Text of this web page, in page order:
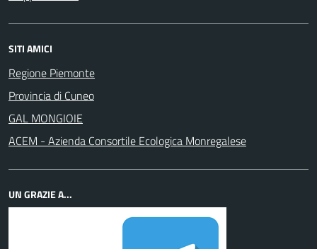
SITI AMICI
Regione Piemonte
Provincia di Cuneo
GAL MONGIOIE
ACEM - Azienda Consortile Ecologica Monregalese
UN GRAZIE A...